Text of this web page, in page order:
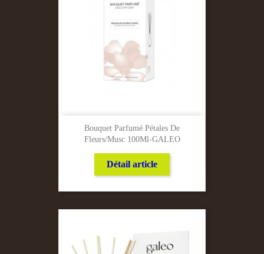
Bouquet Parfumé Pétales De
Fleurs/Musc 100Ml-GALEO
Détail article